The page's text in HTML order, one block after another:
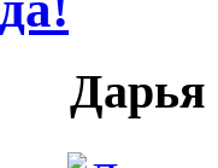
Дарья